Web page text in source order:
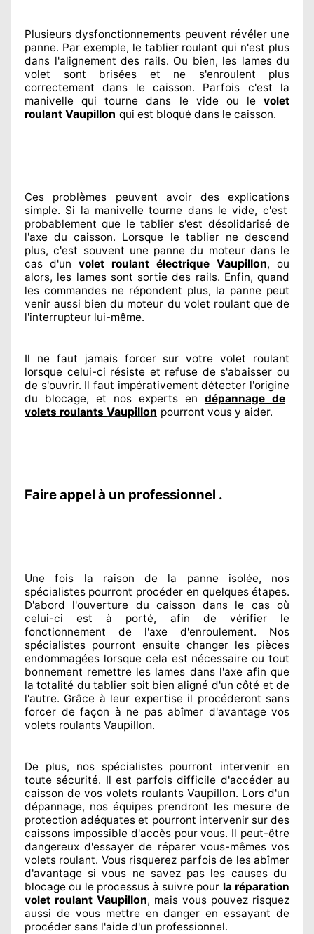
Plusieurs dysfonctionnements peuvent révélerune
panne. Par exemple, le tablier roulant qui n'est plus
dans l'alignement des rails. Ou bien, les lames du
volet sont brisées et ne s'enroulent plus
correctement dans le caisson. Parfois c'est la
manivelle qui tourne dans le vide ou le volet
roulant Vaupillon qui est bloqué dans le caisson.
Ces problèmes
peuvent avoir des explications
simple. Si la manivelle tourne dans le vide, c'est
probablement que le tablier s'est désolidariséde
l'axe du caisson. Lorsque le tablier ne descend
plus, c'est souvent une panne du moteur dans le
cas d'un volet roulant électrique Vaupillon, ou
alors, les lames sont sortie des rails. Enfin, quand
les commandes ne répondent plus, la panne peut
venir aussi bien du moteur du volet roulant que de
l'interrupteur lui-même.
Il ne faut jamais forcer sur votre volet roulant
lorsque celui-ci résiste et refuse de s'abaisser ou
de s'ouvrir. Il faut impérativement détecter l'origine
du blocage, et nos experts en dépannage de
volets roulants Vaupillon pourront vous y aider.
Faire appel à un professionnel .
Une fois la raison de la panne isolée, nos
spécialistes pourront procéder en quelques étapes.
D'abord l'ouverture du caisson dans le cas où
celui-ci est à porté, afin de vérifier le
fonctionnement de l'axe d'enroulement. Nos
spécialistes pourront ensuite changer les pièces
endommagées lorsque cela est nécessaire ou tout
bonnement remettre les lames dans l'axe afin que
la totalité du tablier soit bien aligné d'un côté et de
l'autre. Grâce à leur expertiseil procéderont sans
forcer de façon à ne pas abîmer d'avantage vos
volets roulants Vaupillon.
De plus, nos spécialistespourront intervenir en
toute sécurité. Il est parfois difficile d'accéder au
caisson de vos volets roulants Vaupillon. Lors d'un
dépannage, nos équipes prendront les mesure de
protection adéquates et pourront intervenir sur des
caissons impossible d'accès pour vous. Il peut-être
dangereux d'essayer de réparervous-mêmes vos
volets roulant. Vous risquerez parfois de les abîmer
d'avantage si vous ne savezpas les causes du
blocage ou le processus à suivre pour la réparation
volet roulant Vaupillon, mais vous pouvez risquez
aussi de vous mettre en danger en essayant de
procéder sans l'aide d'un professionnel.